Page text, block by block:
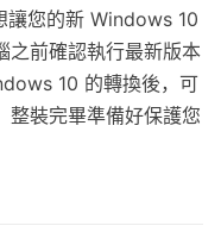
讓您的新 Windows 10
之前確認執行最新版本
10 的轉換後，可
整裝完畢準備好保護您